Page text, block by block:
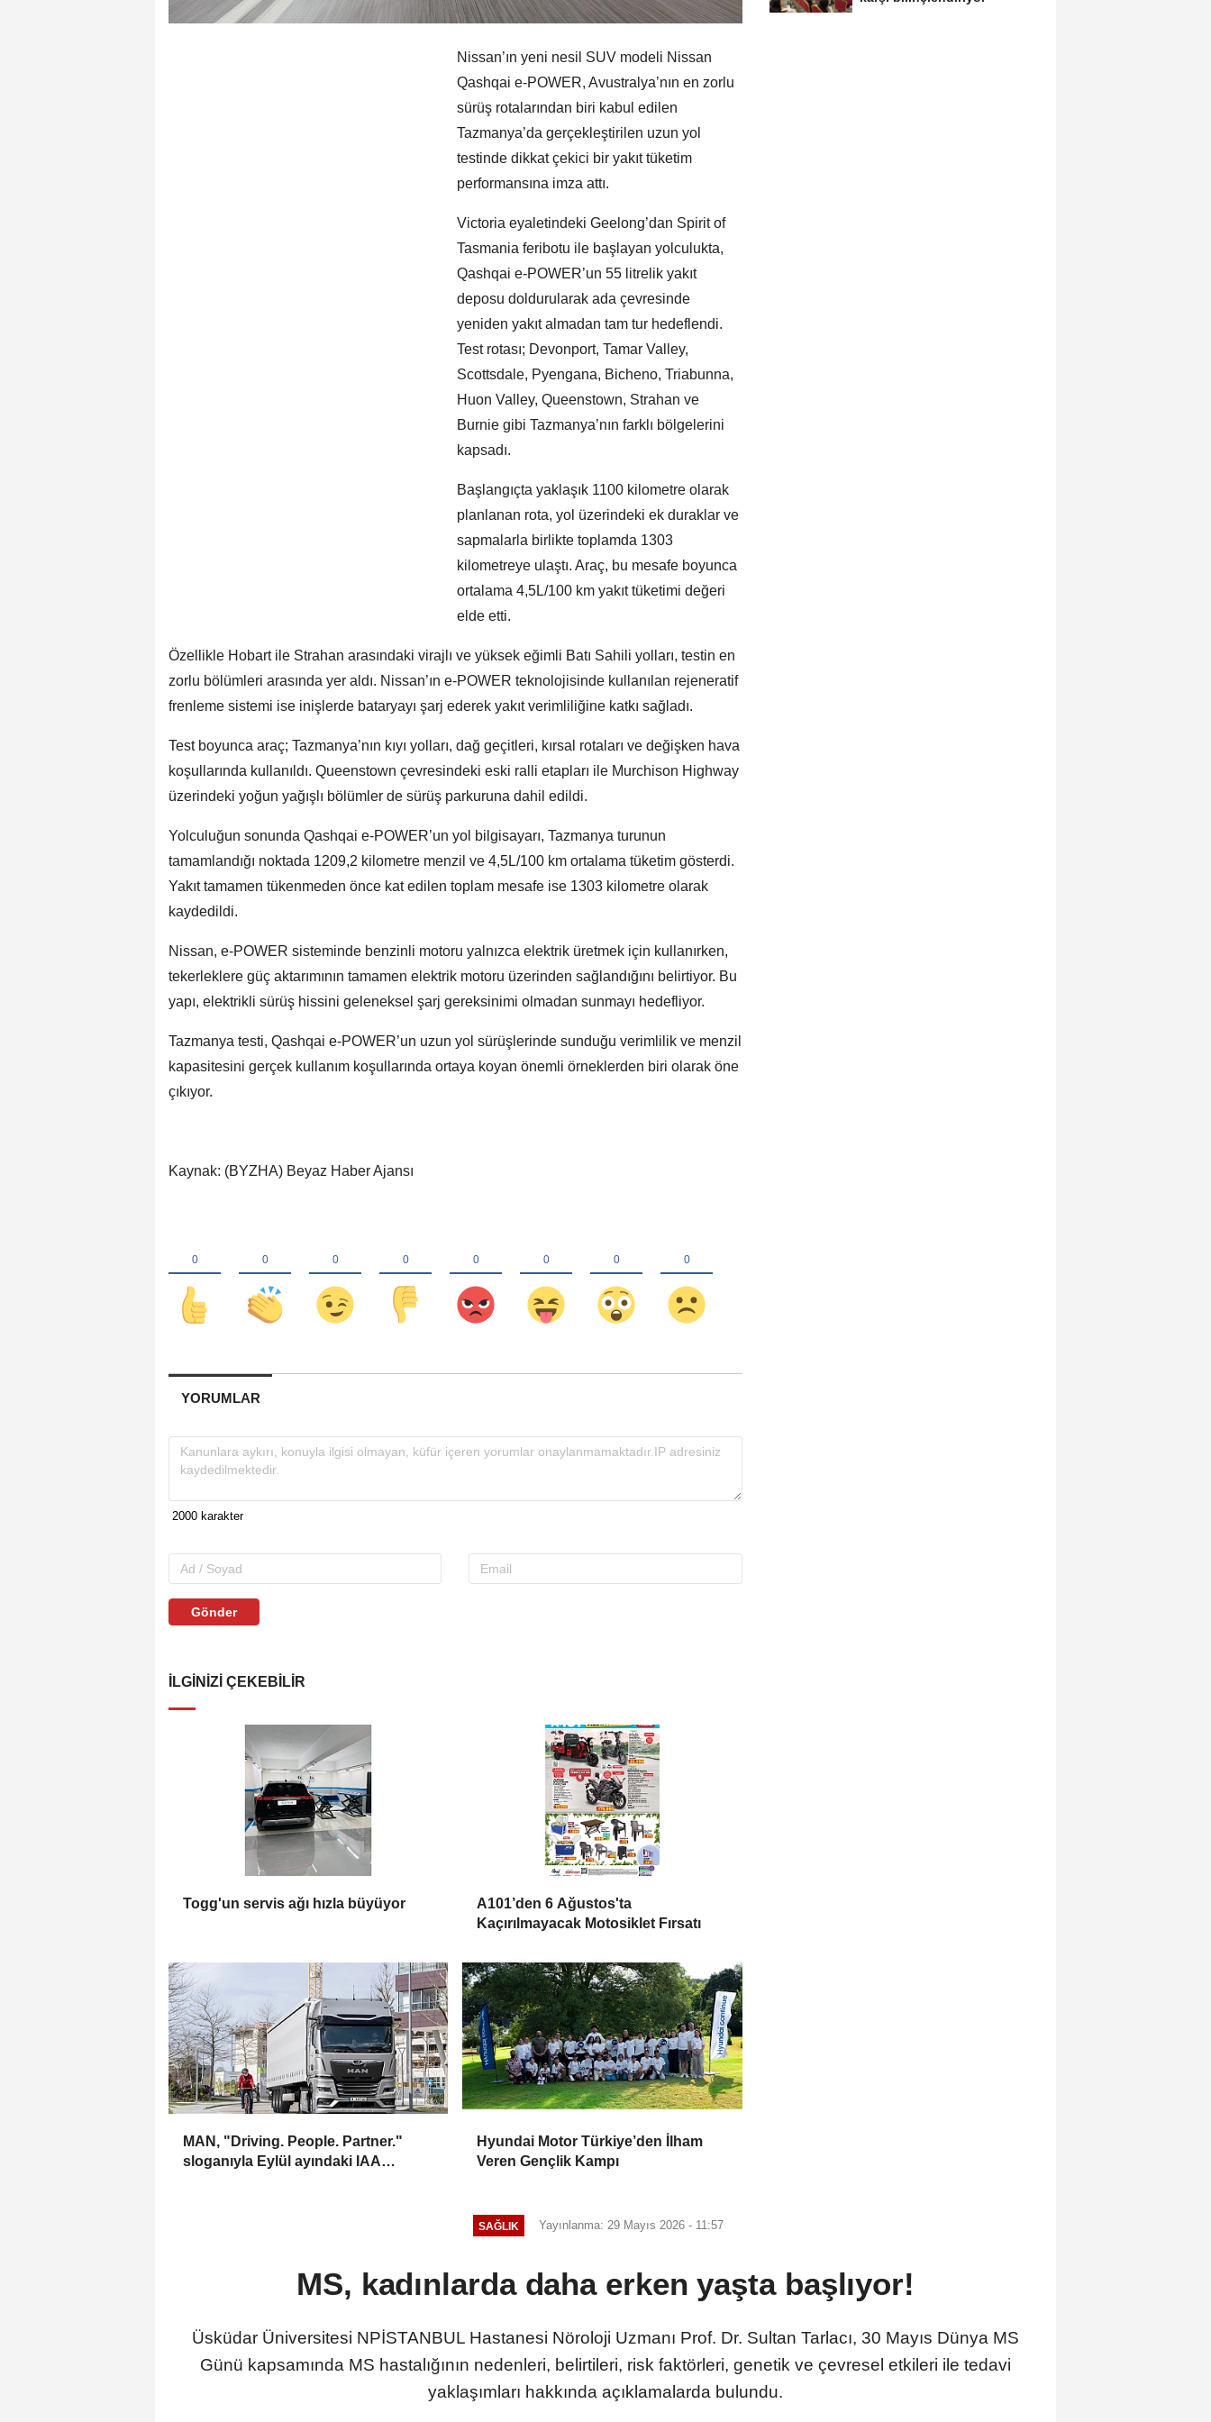
Nissan’ın yeni nesil SUV modeli Nissan
Qashqai e-POWER, Avustralya’nın en zorlu
sürüş rotalarından biri kabul edilen
Tazmanya’da gerçekleştirilen uzun yol
testinde dikkat çekici bir yakıt tüketim
performansına imza attı.
Victoria eyaletindeki Geelong’dan Spirit of
Tasmania feribotu ile başlayan yolculukta,
Qashqai e-POWER’un 55 litrelik yakıt
deposu doldurularak ada çevresinde
yeniden yakıt almadan tam tur hedeflendi.
Test rotası; Devonport, Tamar Valley,
Scottsdale, Pyengana, Bicheno, Triabunna,
Huon Valley, Queenstown, Strahan ve
Burnie gibi Tazmanya’nın farklı bölgelerini
kapsadı.
Başlangıçta yaklaşık 1100 kilometre olarak
planlanan rota, yol üzerindeki ek duraklar ve
sapmalarla birlikte toplamda 1303
kilometreye ulaştı. Araç, bu mesafe boyunca
ortalama 4,5L/100 km yakıt tüketimi değeri
elde etti.
Özellikle Hobart ile Strahan arasındaki virajlı ve yüksek eğimli Batı Sahili yolları, testin en
zorlu bölümleri arasında yer aldı. Nissan’ın e-POWER teknolojisinde kullanılan rejeneratif
frenleme sistemi ise inişlerde bataryayı şarj ederek yakıt verimliliğine katkı sağladı.
Test boyunca araç; Tazmanya’nın kıyı yolları, dağ geçitleri, kırsal rotaları ve değişken hava
koşullarında kullanıldı. Queenstown çevresindeki eski ralli etapları ile Murchison Highway
üzerindeki yoğun yağışlı bölümler de sürüş parkuruna dahil edildi.
Yolculuğun sonunda Qashqai e-POWER’un yol bilgisayarı, Tazmanya turunun
tamamlandığı noktada 1209,2 kilometre menzil ve 4,5L/100 km ortalama tüketim gösterdi.
Yakıt tamamen tükenmeden önce kat edilen toplam mesafe ise 1303 kilometre olarak
kaydedildi.
Nissan, e-POWER sisteminde benzinli motoru yalnızca elektrik üretmek için kullanırken,
tekerleklere güç aktarımının tamamen elektrik motoru üzerinden sağlandığını belirtiyor. Bu
yapı, elektrikli sürüş hissini geleneksel şarj gereksinimi olmadan sunmayı hedefliyor.
Tazmanya testi, Qashqai e-POWER’un uzun yol sürüşlerinde sunduğu verimlilik ve menzil
kapasitesini gerçek kullanım koşullarında ortaya koyan önemli örneklerden biri olarak öne
çıkıyor.
Kaynak: (BYZHA) Beyaz Haber Ajansı
YORUMLAR
Gönder
İLGINIZI ÇEKEBILIR
Togg'un servis ağı hızla büyüyor
A101’den 6 Ağustos'ta
Kaçırılmayacak Motosiklet Fırsatı
MAN, "Driving. People. Partner."
sloganıyla Eylül ayındaki IAA
Hyundai Motor Türkiye’den İlham
Veren Gençlik Kampı
SAĞLIK Yayınlanma: 29 Mayıs 2026 - 11:57
MS, kadınlarda daha erken yaşta başlıyor!
Üsküdar Üniversitesi NPİSTANBUL Hastanesi Nöroloji Uzmanı Prof. Dr. Sultan Tarlacı, 30 Mayıs Dünya MS
Günü kapsamında MS hastalığının nedenleri, belirtileri, risk faktörleri, genetik ve çevresel etkileri ile tedavi
yaklaşımları hakkında açıklamalarda bulundu.